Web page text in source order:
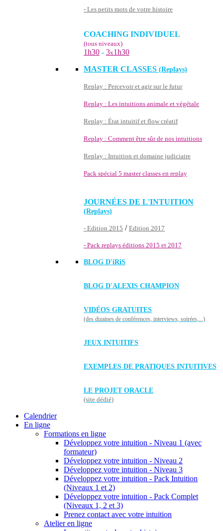
- Les petits mots de votre histoire
COACHING INDIVIDUEL
(tous niveaux)
1h30 - 3x1h30
MASTER CLASSES (Replays)
Replay : Percevoir et agir sur le futur
Replay : Les intuitions animale et végétale
Replay : État intuitif et flow créatif
Replay : Comment être sûr de nos intuitions
Replay : Intuition et domaine judiciaire
Pack spécial 5 master classes en replay
JOURNÉES DE L'INTUITION
(Replays)
- Edition 2015 / Edition 2017
- Pack replays éditions 2015 et 2017
BLOG D'iRiS
BLOG D'ALEXIS CHAMPION
VIDÉOS GRATUITES
(des dizaines de conférences, interviews, soirées,...)
JEUX INTUITIFS
EXEMPLES DE PRATIQUES INTUITIVES
LE PROJET ORACLE
(site dédié)
Calendrier
En ligne
Formations en ligne
Développez votre intuition - Niveau 1 (avec
formateur)
Développez votre intuition - Niveau 2
Développez votre intuition - Niveau 3
Développez votre intuition - Pack Intuition
(Niveaux 1 et 2)
Développez votre intuition - Pack Complet
(Niveaux 1, 2 et 3)
Prenez contact avec votre intuition
Atelier en ligne